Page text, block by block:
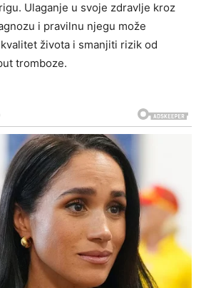
Ulaganje u svoje zdravlje kroz
i pravilnu njegu može
života i smanjiti rizik od
tromboze.